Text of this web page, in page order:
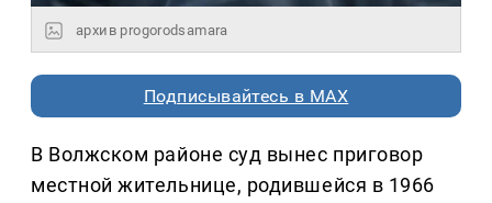
архив progorodsamara
Подписывайтесь в MAX
В Волжском районе суд вынес приговор
местной жительнице, родившейся в 1966